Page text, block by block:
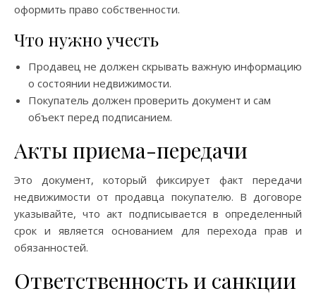
оформить право собственности.
Что нужно учесть
Продавец не должен скрывать важную информацию
о состоянии недвижимости.
Покупатель должен проверить документ и сам
объект перед подписанием.
Акты приема-передачи
Это документ, который фиксирует факт передачи
недвижимости от продавца покупателю. В договоре
указывайте, что акт подписывается в определенный
срок и является основанием для перехода прав и
обязанностей.
Ответственность и санкции